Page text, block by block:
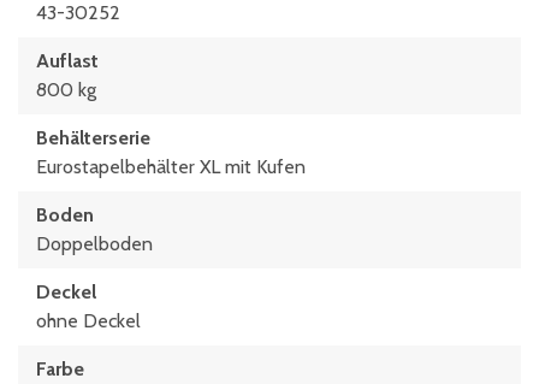
43-30252
Auflast
800 kg
Behälterserie
Eurostapelbehälter XL mit Kufen
Boden
Doppelboden
Deckel
ohne Deckel
Farbe